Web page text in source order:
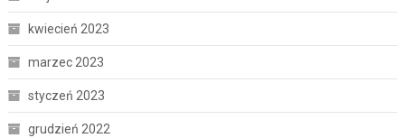
kwiecień 2023
marzec 2023
styczeń 2023
grudzień 2022